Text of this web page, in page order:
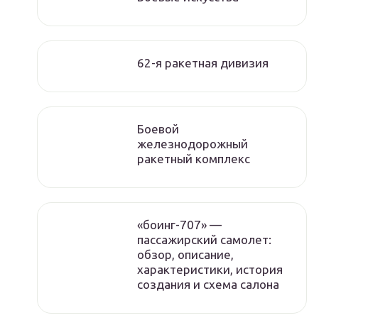
62-я ракетная дивизия
Боевой
железнодорожный
ракетный комплекс
«боинг-707» —
пассажирский самолет:
обзор, описание,
характеристики, история
создания и схема салона